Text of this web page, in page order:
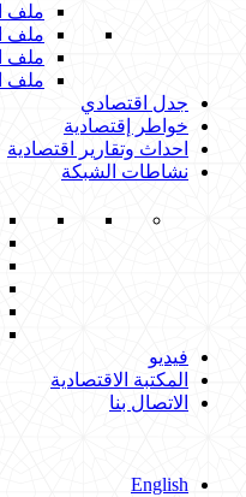
ملف
ملف
ملف
ملف
جدل اقتصادي
خواطر إقتصادية
احداث وتقارير اقتصادية
نشاطات الشبكة
فيديو
المكتبة الاقتصادية
الاتصال بنا
English